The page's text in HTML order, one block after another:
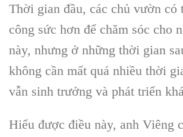
Thời gian đầu, các chủ vườn có
công sức hơn để chăm sóc cho
này, nhưng ở những thời gian
không cần mất quá nhiều thời
vẫn sinh trưởng và phát triển
Hiểu được điều này, anh Viêng